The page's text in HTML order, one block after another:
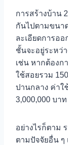
การสร้างบ้าน
กันไปตามขนา
ละเอียดการอ
ชั้นจะอยู่ระหว่า
เช่น หากต้อง
ใช้สอยรวม
ปานกลาง ค่าใ
3,000,000 บาท
อย่างไรก็ตาม
ตามปัจจัยอื่น ๆ